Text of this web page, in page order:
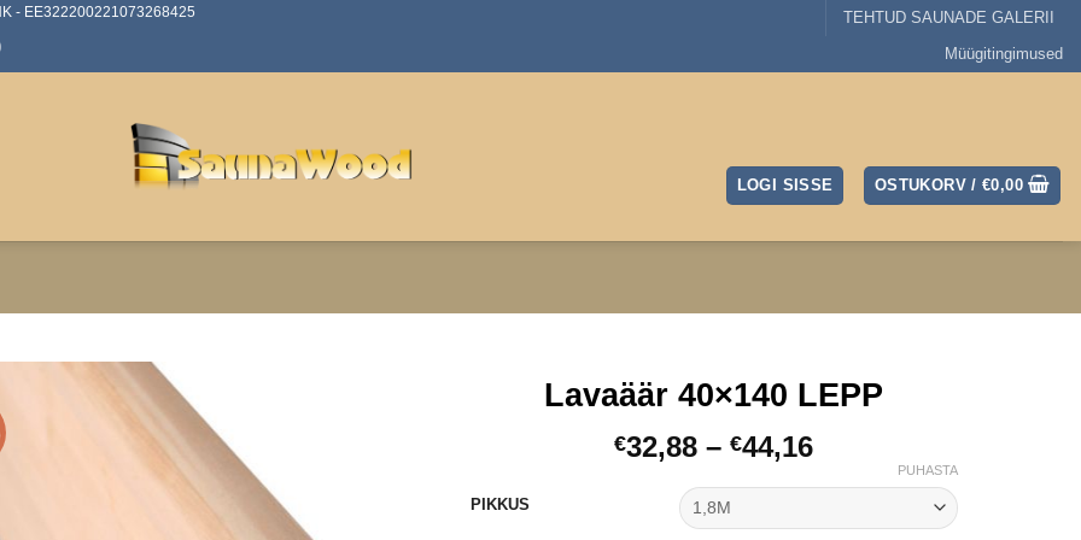
- EE322200221073268425
TEHTUD SAUNADE GALERII
Müügitingimused
LOGI SISSE OSTUKORV /€0,00
Lavaäär 40×140 LEPP
€32,88 – €44,16Hinnavahemik:
€32,88
€44,16
PIKKUS
PUHASTA